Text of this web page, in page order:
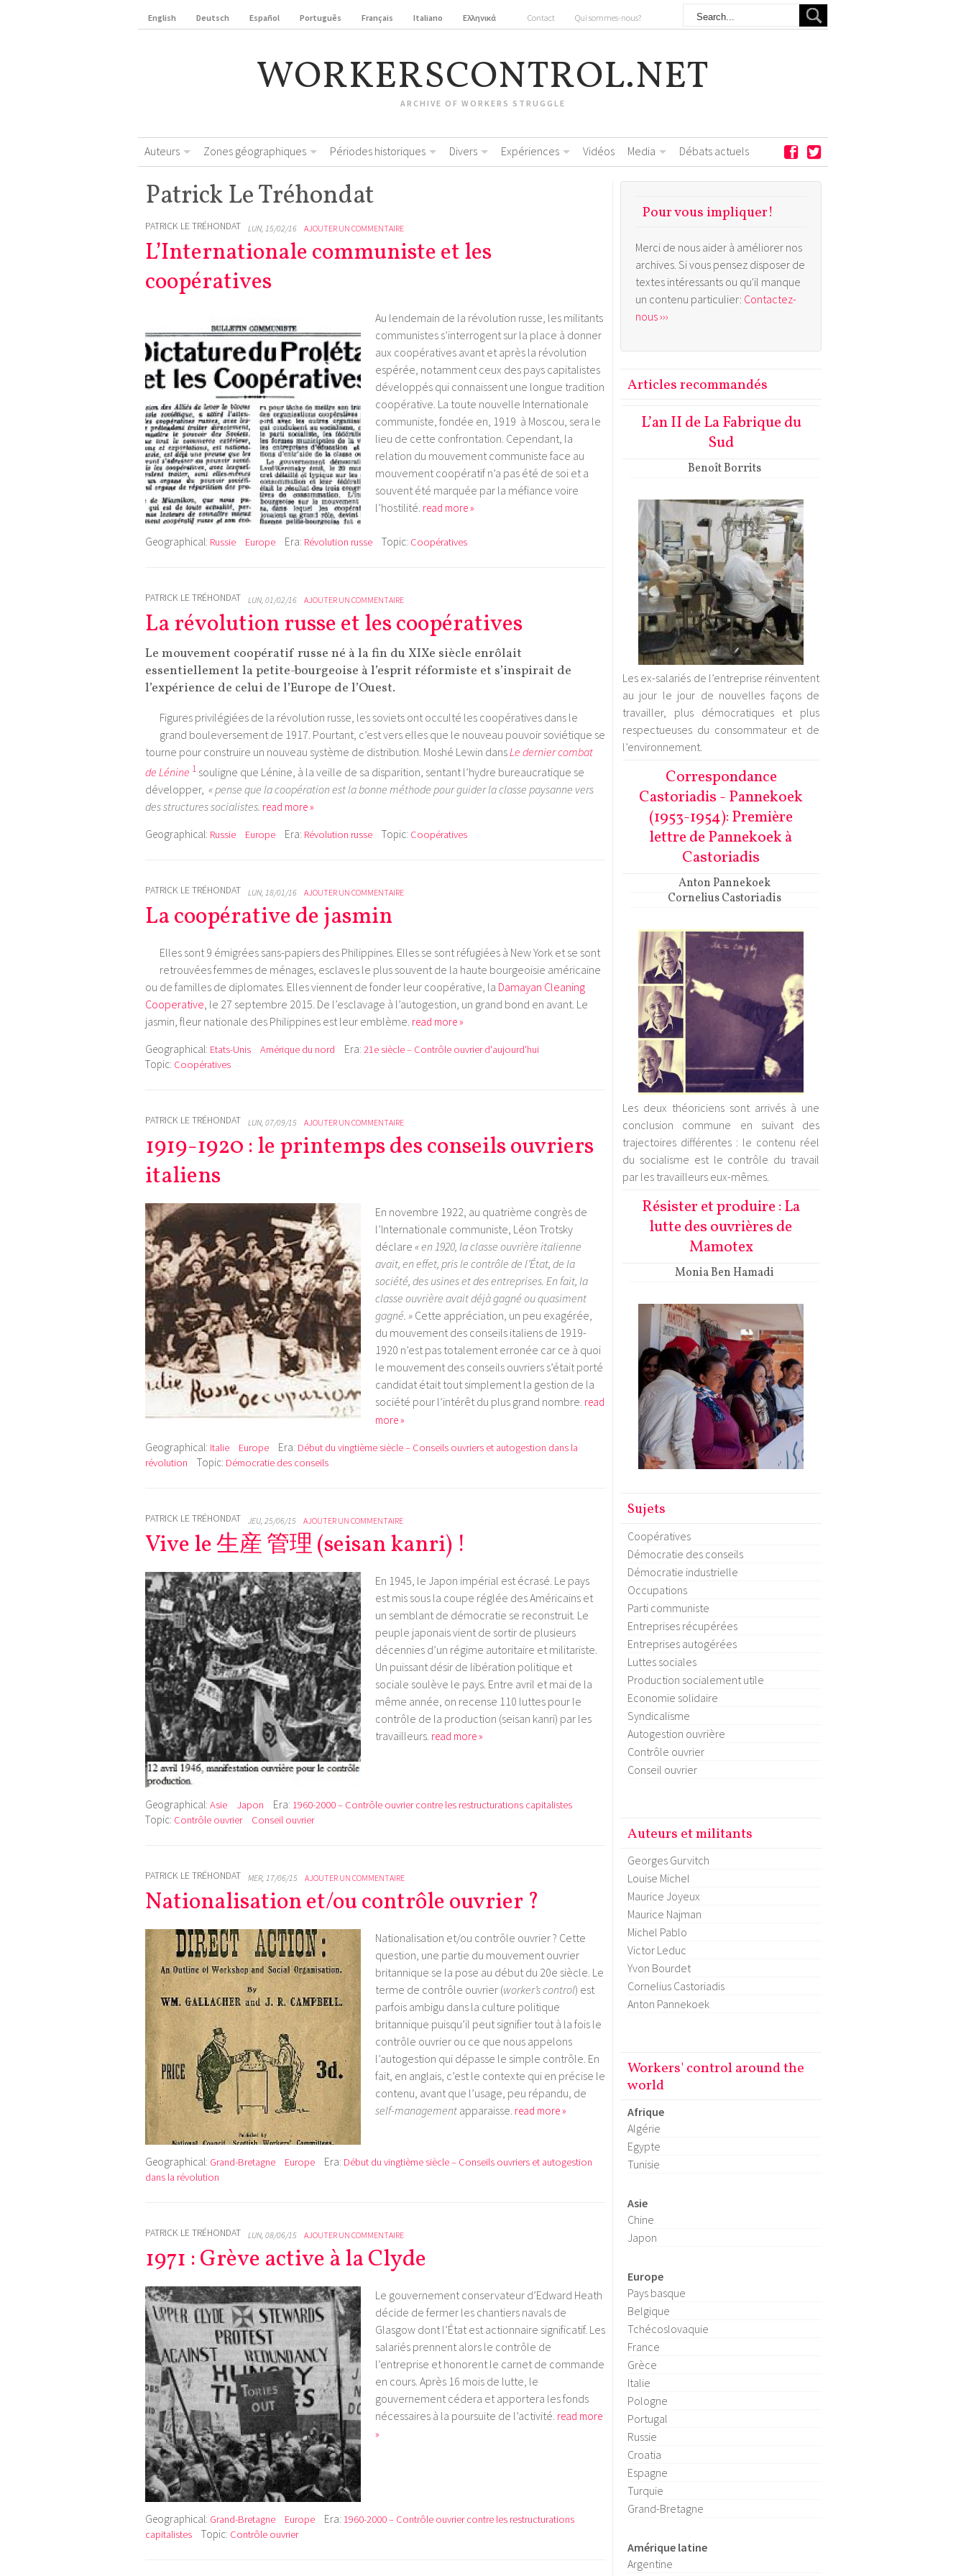
English Deutsch Español Português Français Italiano Ελληνικά Contact Qui sommes-nous?
WORKERSCONTROL.NET
ARCHIVE OF WORKERS STRUGGLE
Auteurs Zones géographiques Périodes historiques Divers Expériences Vidéos Media Débats actuels
Patrick Le Tréhondat
PATRICK LE TRÉHONDAT LUN, 15/02/16 AJOUTER UN COMMENTAIRE
L’Internationale communiste et les
coopératives
Au lendemain de la révolution russe, les militants
communistes s’interrogent sur la place à donner
aux coopératives avant et après la révolution
espérée, notamment ceux des pays capitalistes
développés qui connaissent une longue tradition
coopérative. La toute nouvelle Internationale
communiste, fondée en, 1919 à Moscou, sera le
lieu de cette confrontation. Cependant, la
relation du mouvement communiste face au
mouvement coopératif n’a pas été de soi et a
souvent été marquée par la méfiance voire
l’hostilité. read more »
Geographical: Russie Europe Era: Révolution russe Topic: Coopératives
PATRICK LE TRÉHONDAT LUN, 01/02/16 AJOUTER UN COMMENTAIRE
La révolution russe et les coopératives
Le mouvement coopératif russe né à la fin du XIXe siècle enrôlait
essentiellement la petite-bourgeoise à l’esprit réformiste et s’inspirait de
l’expérience de celui de l’Europe de l’Ouest.
Figures privilégiées de la révolution russe, les soviets ont occulté les coopératives dans le
grand bouleversement de 1917. Pourtant, c’est vers elles que le nouveau pouvoir soviétique se
tourne pour construire un nouveau système de distribution. Moshé Lewin dans Le dernier combat
de Lénine 1 souligne que Lénine, à la veille de sa disparition, sentant l’hydre bureaucratique se
développer, « pense que la coopération est la bonne méthode pour guider la classe paysanne vers
des structures socialistes. read more »
Geographical: Russie Europe Era: Révolution russe Topic: Coopératives
PATRICK LE TRÉHONDAT LUN, 18/01/16 AJOUTER UN COMMENTAIRE
La coopérative de jasmin
Elles sont 9 émigrées sans-papiers des Philippines. Elles se sont réfugiées à New York et se sont
retrouvées femmes de ménages, esclaves le plus souvent de la haute bourgeoisie américaine
ou de familles de diplomates. Elles viennent de fonder leur coopérative, la Damayan Cleaning
Cooperative, le 27 septembre 2015. De l’esclavage à l’autogestion, un grand bond en avant. Le
jasmin, fleur nationale des Philippines est leur emblème. read more »
Geographical: Etats-Unis Amérique du nord Era: 21e siècle – Contrôle ouvrier d'aujourd'hui
Topic: Coopératives
PATRICK LE TRÉHONDAT LUN, 07/09/15 AJOUTER UN COMMENTAIRE
1919-1920 : le printemps des conseils ouvriers
italiens
En novembre 1922, au quatrième congrès de
l’Internationale communiste, Léon Trotsky
déclare « en 1920, la classe ouvrière italienne
avait, en effet, pris le contrôle de l’État, de la
société, des usines et des entreprises. En fait, la
classe ouvrière avait déjà gagné ou quasiment
gagné. » Cette appréciation, un peu exagérée,
du mouvement des conseils italiens de 1919-
1920 n’est pas totalement erronée car ce à quoi
le mouvement des conseils ouvriers s’était porté
candidat était tout simplement la gestion de la
société pour l’intérêt du plus grand nombre. read
more »
Geographical: Italie Europe Era: Début du vingtième siècle – Conseils ouvriers et autogestion dans la
révolution
Topic: Démocratie des conseils
PATRICK LE TRÉHONDAT JEU, 25/06/15 AJOUTER UN COMMENTAIRE
Vive le 生産 管理 (seisan kanri) !
En 1945, le Japon impérial est écrasé. Le pays
est mis sous la coupe réglée des Américains et
un semblant de démocratie se reconstruit. Le
peuple japonais vient de sortir de plusieurs
décennies d’un régime autoritaire et militariste.
Un puissant désir de libération politique et
sociale soulève le pays. Entre avril et mai de la
même année, on recense 110 luttes pour le
contrôle de la production (seisan kanri) par les
travailleurs. read more »
Geographical: Asie Japon Era: 1960-2000 – Contrôle ouvrier contre les restructurations capitalistes
Topic: Contrôle ouvrier Conseil ouvrier
PATRICK LE TRÉHONDAT MER, 17/06/15 AJOUTER UN COMMENTAIRE
Nationalisation et/ou contrôle ouvrier ?
Nationalisation et/ou contrôle ouvrier ? Cette
question, une partie du mouvement ouvrier
britannique se la pose au début du 20e siècle. Le
terme de contrôle ouvrier (worker’s control) est
parfois ambigu dans la culture politique
britannique puisqu’il peut signifier tout à la fois le
contrôle ouvrier ou ce que nous appelons
l’autogestion qui dépasse le simple contrôle. En
fait, en anglais, c’est le contexte qui en précise le
contenu, avant que l’usage, peu répandu, de
self-management apparaisse. read more »
Geographical: Grand-Bretagne Europe Era: Début du vingtième siècle – Conseils ouvriers et autogestion
dans la révolution
PATRICK LE TRÉHONDAT LUN, 08/06/15 AJOUTER UN COMMENTAIRE
1971 : Grève active à la Clyde
Le gouvernement conservateur d’Edward Heath
décide de fermer les chantiers navals de
Glasgow dont l’État est actionnaire significatif. Les
salariés prennent alors le contrôle de
l’entreprise et honorent le carnet de commande
en cours. Après 16 mois de lutte, le
gouvernement cédera et apportera les fonds
nécessaires à la poursuite de l’activité. read more
»
Geographical: Grand-Bretagne Europe Era: 1960-2000 – Contrôle ouvrier contre les restructurations
capitalistes
Topic: Contrôle ouvrier
Pour vous impliquer!
Merci de nous aider à améliorer nos
archives. Si vous pensez disposer de
textes intéressants ou qu'il manque
un contenu particulier: Contactez-
nous ›››
Articles recommandés
L’an II de La Fabrique du
Sud
Benoît Borrits
Les ex-salariés de l’entreprise réinventent
au jour le jour de nouvelles façons de
travailler, plus démocratiques et plus
respectueuses du consommateur et de
l’environnement.
Correspondance
Castoriadis - Pannekoek
(1953-1954): Première
lettre de Pannekoek à
Castoriadis
Anton Pannekoek
Cornelius Castoriadis
Les deux théoriciens sont arrivés à une
conclusion commune en suivant des
trajectoires différentes : le contenu réel
du socialisme est le contrôle du travail
par les travailleurs eux-mêmes.
Résister et produire : La
lutte des ouvrières de
Mamotex
Monia Ben Hamadi
Sujets
Coopératives
Démocratie des conseils
Démocratie industrielle
Occupations
Parti communiste
Entreprises récupérées
Entreprises autogérées
Luttes sociales
Production socialement utile
Economie solidaire
Syndicalisme
Autogestion ouvrière
Contrôle ouvrier
Conseil ouvrier
Auteurs et militants
Georges Gurvitch
Louise Michel
Maurice Joyeux
Maurice Najman
Michel Pablo
Victor Leduc
Yvon Bourdet
Cornelius Castoriadis
Anton Pannekoek
Workers' control around the
world
Afrique
Algérie
Egypte
Tunisie
Asie
Chine
Japon
Europe
Pays basque
Belgique
Tchécoslovaquie
France
Grèce
Italie
Pologne
Portugal
Russie
Croatia
Espagne
Turquie
Grand-Bretagne
Amérique latine
Argentine